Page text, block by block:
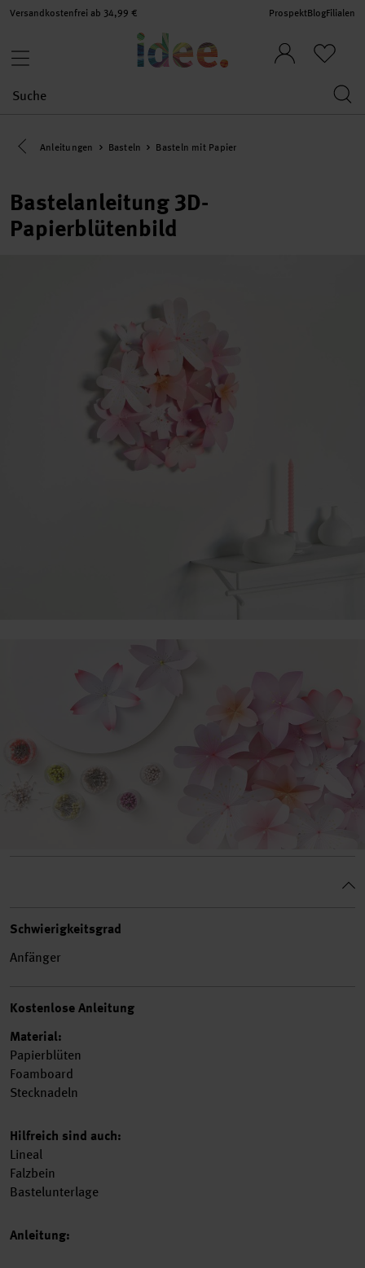
Versandkostenfrei ab 34,99 € ProspektBlogFilialen
Eine Kategorie zurück navigieren
Anleitungen Basteln Basteln mit Papier
Bastelanleitung 3D-
Papierblütenbild
Schwierigkeitsgrad
Anfänger
Kostenlose Anleitung
Material:
Papierblüten
Foamboard
Stecknadeln
Hilfreich sind auch:
Lineal
Falzbein
Bastelunterlage
Anleitung: